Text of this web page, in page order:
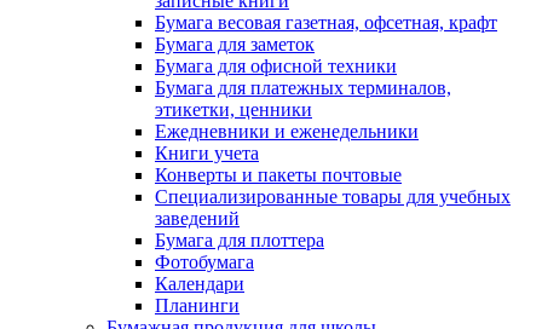
Бумага весовая газетная, офсетная, крафт
Бумага для заметок
Бумага для офисной техники
Бумага для платежных терминалов,
этикетки, ценники
Ежедневники и еженедельники
Книги учета
Конверты и пакеты почтовые
Специализированные товары для учебных
заведений
Бумага для плоттера
Фотобумага
Календари
Планинги